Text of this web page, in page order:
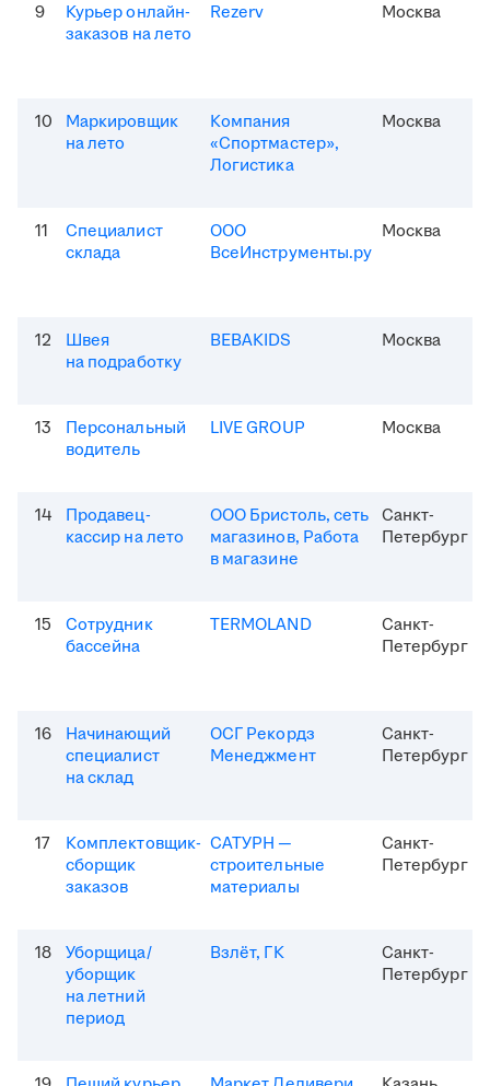
9
Курьер онлайн-
заказов на лето
Rezerv Москва
10
Маркировщик
на лето
Компания
«Спортмастер»,
Логистика
Москва
11
Специалист
склада
ООО
ВсеИнструменты.ру
Москва
12
Швея
на подработку
BEBAKIDS Москва
13
Персональный
водитель
LIVE GROUP Москва
14
Продавец-
кассир на лето
ООО Бристоль, сеть
магазинов, Работа
в магазине
Санкт-
Петербург
15
Сотрудник
бассейна
TERMOLAND
Санкт-
Петербург
16
Начинающий
специалист
на склад
ОСГ Рекордз
Менеджмент
Санкт-
Петербург
17
Комплектовщик-
сборщик
заказов
САТУРН —
строительные
материалы
Санкт-
Петербург
18
Уборщица/
уборщик
на летний
период
Взлёт, ГК
Санкт-
Петербург